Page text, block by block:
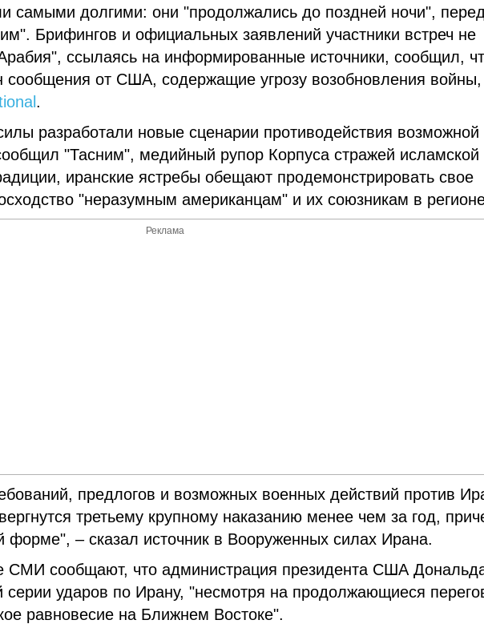
самыми долгими: они "продолжались до поздней ночи",
Брифингов и официальных заявлений участники встреч не
ссылаясь на информированные источники, сообщил,
сообщения от США, содержащие угрозу возобновления войны,
.
разработали новые сценарии противодействия возможной
"Тасним", медийный рупор Корпуса стражей исламской
иранские ястребы обещают продемонстрировать свое
"неразумным американцам" и их союзникам в
Реклама
предлогов и возможных военных действий против
третьему крупному наказанию менее чем за год,
форме", – сказал источник в Вооруженных силах Ирана.
СМИ сообщают, что администрация президента США
серии ударов по Ирану, "несмотря на продолжающиеся
равновесие на Ближнем Востоке".